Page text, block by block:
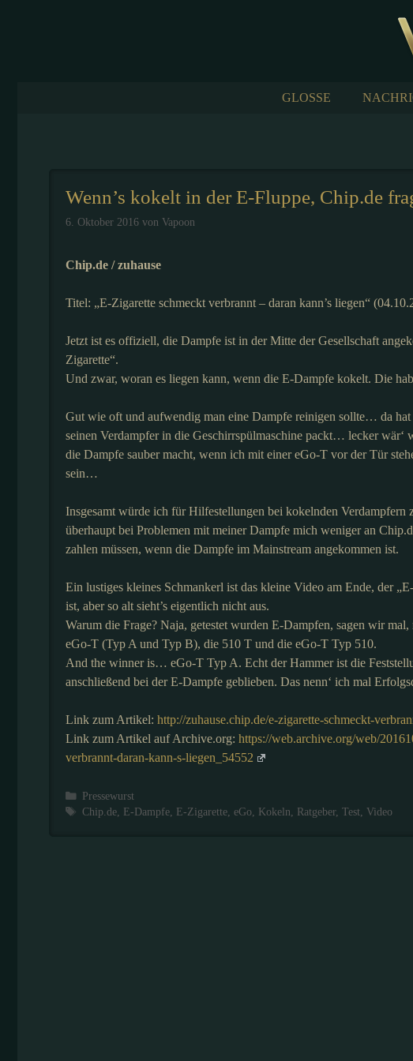
GLOSSE
Wenn’s kokelt in der E-Fluppe, Chip.de
6. Oktober 2016 von Vapoon
Chip.de / zuhause
Titel: „E-Zigarette schmeckt verbrannt – daran kann’s liegen“
Jetzt ist es offiziell, die Dampfe ist in der Mitte der Gesellschaft
Zigarette“.
Und zwar, woran es liegen kann, wenn die E-Dampfe kokelt. Die
Gut wie oft und aufwendig man eine Dampfe reinigen sollte… da
seinen Verdampfer in die Geschirrspülmaschine packt… lecker wär‘
die Dampfe sauber macht, wenn ich mit einer eGo-T vor der Tür
sein…
Insgesamt würde ich für Hilfestellungen bei kokelnden Verdampfern
überhaupt bei Problemen mit meiner Dampfe mich weniger an
zahlen müssen, wenn die Dampfe im Mainstream angekommen ist.
Ein lustiges kleines Schmankerl ist das kleine Video am Ende, der
ist, aber so alt sieht’s eigentlich nicht aus.
Warum die Frage? Naja, getestet wurden E-Dampfen, sagen wir
eGo-T (Typ A und Typ B), die 510 T und die eGo-T Typ 510.
And the winner is… eGo-T Typ A. Echt der Hammer ist die
anschließend bei der E-Dampfe geblieben. Das nenn‘ ich mal
Link zum Artikel: http://zuhause.chip.de/e-zigarette-schmeckt-
Link zum Artikel auf Archive.org: https://web.archive.org/web/
verbrannt-daran-kann-s-liegen_54552
Kategorien
Pressewurst
Schlagwörter
Chip.de E-Dampfe E-Zigarette ,eGo Kokeln Ratgeber,Test ,Video